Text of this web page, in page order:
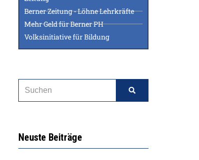
Berner Zeitung - Löhne Lehrkräfte
Mehr Geld für Berner PH
Volksinitiative für Bildung
Neuste Beiträge